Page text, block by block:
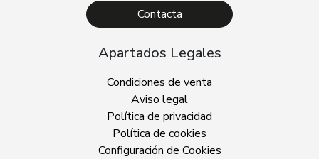
Contacta
Apartados Legales
Condiciones de venta
Aviso legal
Política de privacidad
Política de cookies
Configuración de Cookies